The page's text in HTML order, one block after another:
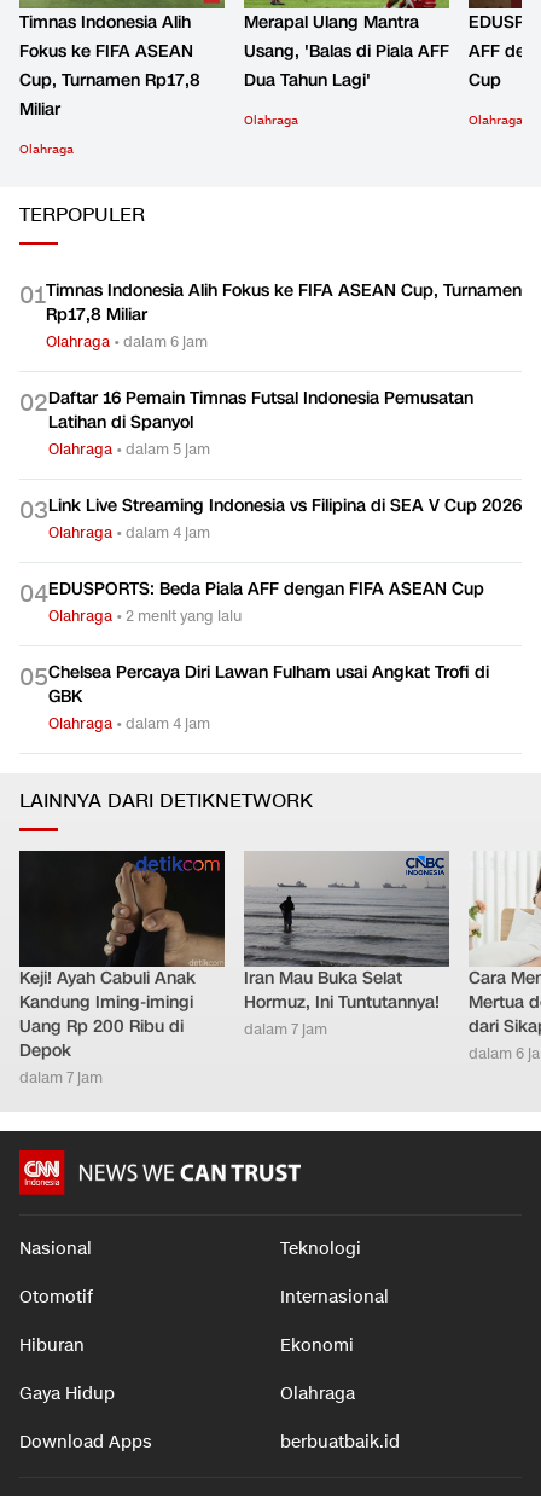
Timnas Indonesia Alih
Fokus ke FIFA ASEAN
Cup, Turnamen Rp17,8
Miliar
Olahraga
Merapal Ulang Mantra
Usang, 'Balas di Piala AFF
Dua Tahun Lagi'
Olahraga
AFF
Cup
Olahraga
TERPOPULER
01Timnas Indonesia Alih Fokus ke FIFA ASEAN Cup, Turnamen
Rp17,8 Miliar
Olahraga •dalam 6 jam
02Daftar 16 Pemain Timnas Futsal Indonesia Pemusatan
Latihan di Spanyol
Olahraga •dalam 5 jam
03Link Live Streaming Indonesia vs Filipina di SEA V Cup 2026
Olahraga •dalam 4 jam
04EDUSPORTS: Beda Piala AFF dengan FIFA ASEAN Cup
Olahraga •2 menit yang lalu
05Chelsea Percaya Diri Lawan Fulham usai Angkat Trofi di
GBK
Olahraga •dalam 4 jam
LAINNYA DARI DETIKNETWORK
Keji! Ayah Cabuli Anak
Kandung Iming-imingi
Uang Rp 200 Ribu di
Depok
dalam 7 jam
Iran Mau Buka Selat
Hormuz, Ini Tuntutannya!
dalam 7 jam
Cara
Mertua
dari
dalam 6
Nasional Teknologi
Otomotif Internasional
Hiburan Ekonomi
Gaya Hidup Olahraga
Download Apps berbuatbaik.id